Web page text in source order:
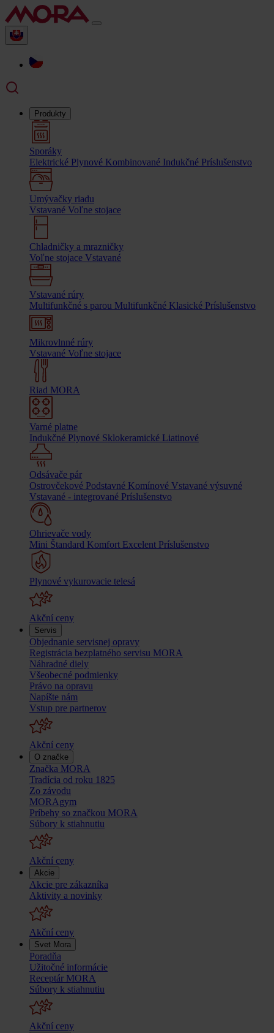
Produkty
Sporáky
Elektrické Plynové Kombinované Indukčné Príslušenstvo
Umývačky riadu
Vstavané Voľne stojace
Chladničky a mrazničky
Voľne stojace Vstavané
Vstavané rúry
Multifunkčné s parou Multifunkčné Klasické Príslušenstvo
Mikrovlnné rúry
Vstavané Voľne stojace
Riad MORA
Varné platne
Indukčné Plynové Sklokeramické Liatinové
Odsávače pár
Ostrovčekové Podstavné Komínové Vstavané výsuvné
Vstavané - integrované Príslušenstvo
Ohrievače vody
Mini Štandard Komfort Excelent Príslušenstvo
Plynové vykurovacie telesá
Akční ceny
Servis
Objednanie servisnej opravy
Registrácia bezplatného servisu MORA
Náhradné diely
Všeobecné podmienky
Právo na opravu
Napíšte nám
Vstup pre partnerov
Akční ceny
O značke
Značka MORA
Tradícia od roku 1825
Zo závodu
MORAgym
Príbehy so značkou MORA
Súbory k stiahnutiu
Akční ceny
Akcie
Akcie pre zákazníka
Aktivity a novinky
Akční ceny
Svet Mora
Poradňa
Užitočné informácie
Receptár MORA
Súbory k stiahnutiu
Akční ceny